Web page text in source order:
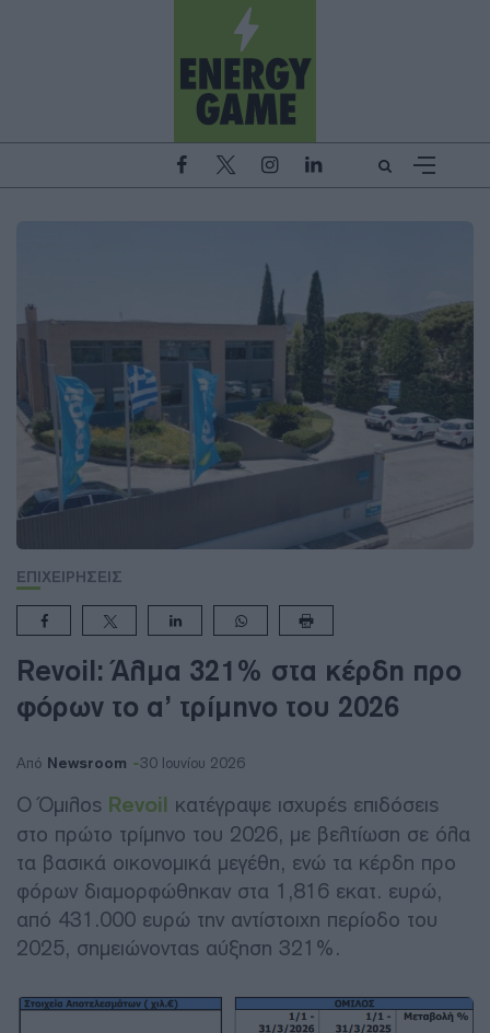
ΕΠΙΧΕΙΡΗΣΕΙΣ
Revoil: Άλμα 321% στα κέρδη προ
φόρων το α’ τρίμηνο του 2026
Από Newsroom 30 Ιουνίου 2026
Ο Όμιλος Revoil κατέγραψε ισχυρές επιδόσεις
στο πρώτο τρίμηνο του 2026, με βελτίωση σε όλα
τα βασικά οικονομικά μεγέθη, ενώ τα κέρδη προ
φόρων διαμορφώθηκαν στα 1,816 εκατ. ευρώ,
από 431.000 ευρώ την αντίστοιχη περίοδο του
2025, σημειώνοντας αύξηση 321%.